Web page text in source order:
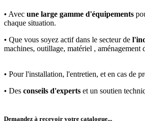
• Avec une large gamme d'équipements
chaque situation.
• Que vous soyez actif dans le secteur de
machines, outillage, matériel , aménagement
• Pour l'installation, l'entretien, et en cas de
• Des conseils d'experts et un soutien
Demandez à recevoir votre catalogue...